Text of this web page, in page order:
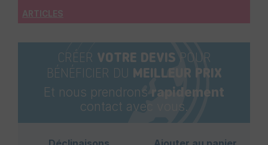
ARTICLES
CRÉER VOTRE DEVIS POUR
BÉNÉFICIER DU MEILLEUR PRIX
Et nous prendrons rapidement
contact avec vous.